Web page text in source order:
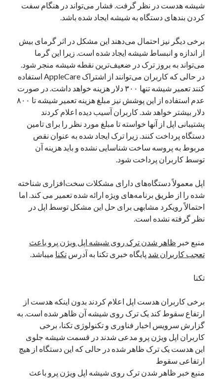
ژانویه 2025
دسامبر 2024
اکتبر 2024
سپتامبر 2024
آگوست 2024
جولای 2024
ژوئن 2024
می 2024
آوریل 2024
مارس 2024
فوریه 2024
ژانویه 2024
دسامبر 2023
اکتبر 2023
سپتامبر 2023
آگوست 2023
جولای 2023
اپل
شیشه هدست در نظر گرفت. فشار می‌تواند در هنگام سفت
کردن بندهای دستگاه به شیشه ایجاد شده باشد.
برخی دیگر نیز احتمال می‌دهند این مشکل در اثر گرمای بیش
از اندازه و انبساط شیشه ایجاد شده است. زیرا این گرما
می‌تواند به بروز ترک در ضعیف‌ترین نقطه شیشه منجر شود.
در حالی که کاربران می‌توانند از اشتراک AppleCare استفاده
کنند تعمیر شیشه تنها ۳۰۰ دلار هزینه خواهد داشت. در صورت
عدم استفاده از این پوشش نیز مبلغ هزینه تعمیر شیشه تا ۸۰۰
دلار بیشتر خواهد شد. کاربران آسیب دیده اعلام کردند
پشتیبانی اپل از آنها خواسته تا مبلغ مورد نظر را برای تامین
دستگاه پرداخت کنند. زیرا ترک ایجاد شده به عنوان نقص
مربوط به پروسه ساخت شناسایی نشده و باید هزینه آن
توسط کاربران پرداخت شود.
اپل معمولاً دستگاه‌های دارای مشکلات سخت‌افزاری شناخته
شده را از طریق برنامه‌های ویژه ارائه شده تعمیر می کند. اما
احتمالاً رویکرد مشابهی برای حل این مشکل توسط اپل در
نظر گرفته نشده است.
منبع خبر ظاهر شدن ترک روی شیشه اپل ویژن پرو باعث
تعجب کاربران شد پایگاه خبری تکنا به آدرستکنا میباشد.
تکنا
برخی کاربران هدست اپل اعلام کردند بدون اینکه هدست از
ارتفاع سقوط کند یک ترک روی شیشه آن ظاهر شده است. به
گزارش سرویس اخبار فناوری و تکنولوژی تکنا، برخی
کاربران اپل ویژن پرو مدعی شدند در قسمت شیشه جلوی
این هدست یک ترک ظاهر شده در حالی که این دستگاه از هیچ
ارتفاعی سقوط
منبع خبر ظاهر شدن ترک روی شیشه اپل ویژن پرو باعث